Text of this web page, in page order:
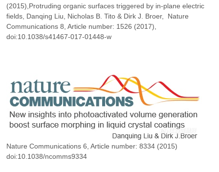
(2015),Protruding organic surfaces triggered by in-plane electric
fields, Danqing Liu, Nicholas B. Tito & Dirk J. Broer, Nature
Communications 8, Article number: 1526 (2017),
doi:10.1038/s41467-017-01448-w
Nature Communications 6, Article number: 8334 (2015)
doi:10.1038/ncomms9334